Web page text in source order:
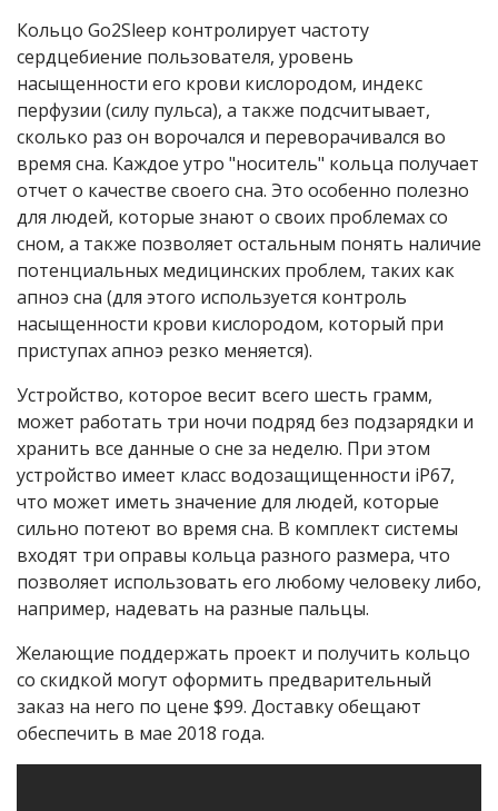
Кольцо Go2Sleep контролирует частоту
сердцебиение пользователя, уровень
насыщенности его крови кислородом, индекс
перфузии (силу пульса), а также подсчитывает,
сколько раз он ворочался и переворачивался во
время сна. Каждое утро "носитель" кольца получает
отчет о качестве своего сна. Это особенно полезно
для людей, которые знают о своих проблемах со
сном, а также позволяет остальным понять наличие
потенциальных медицинских проблем, таких как
апноэ сна (для этого используется контроль
насыщенности крови кислородом, который при
приступах апноэ резко меняется).
Устройство, которое весит всего шесть грамм,
может работать три ночи подряд без подзарядки и
хранить все данные о сне за неделю. При этом
устройство имеет класс водозащищенности iP67,
что может иметь значение для людей, которые
сильно потеют во время сна. В комплект системы
входят три оправы кольца разного размера, что
позволяет использовать его любому человеку либо,
например, надевать на разные пальцы.
Желающие поддержать проект и получить кольцо
со скидкой могут оформить предварительный
заказ на него по цене $99. Доставку обещают
обеспечить в мае 2018 года.